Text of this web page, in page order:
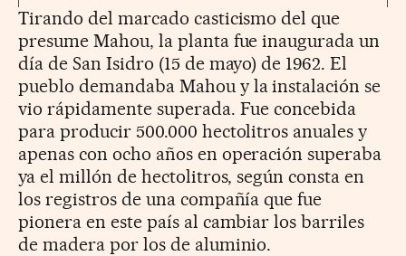
Tirando del marcado casticismo del que
presume Mahou, la planta fue inaugurada un
día de San Isidro (15 de mayo) de 1962. El
pueblo demandaba Mahou y la instalación se
vio rápidamente superada. Fue concebida
para producir 500.000 hectolitros anuales y
apenas con ocho años en operación superaba
ya el millón de hectolitros, según consta en
los registros de una compañía que fue
pionera en este país al cambiar los barriles
de madera por los de aluminio.